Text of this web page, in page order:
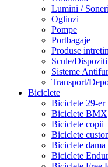
Lumini /
Oglinzi
Pompe
Portbagaje
Produse
Scule/
Sisteme
Transport/
Biciclete
Biciclete 29-er
Biciclete BMX
Biciclete copii
Biciclete
Biciclete dama
Biciclete